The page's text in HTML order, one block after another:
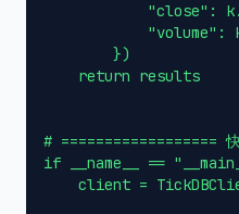
"close":
"volume":
        })
    return results
# ==================
if __name__ ==
client =